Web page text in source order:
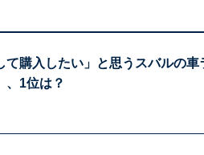
て購入したい」と思うスバルの車
、1位は？